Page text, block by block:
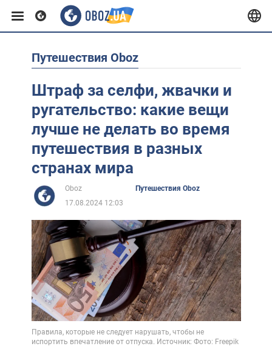
Европа
США
Азия
Африка
Жизнь
Лайфхаки
Путешествия Oboz
Штраф за селфи, жвачки и
ругательство: какие вещи
лучше не делать во время
путешествия в разных
странах мира
Oboz
Путешествия Oboz
17.08.2024 12:03
Правила, которые не следует нарушать, чтобы не
испортить впечатление от отпуска. Источник: Фото: Freepik